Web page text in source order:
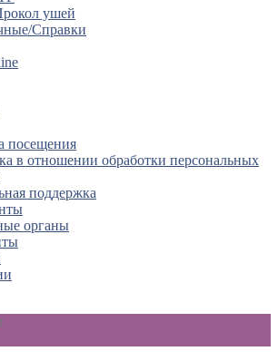
ушей
Справки
посещения
в отношении обработки персональных
поддержка
органы